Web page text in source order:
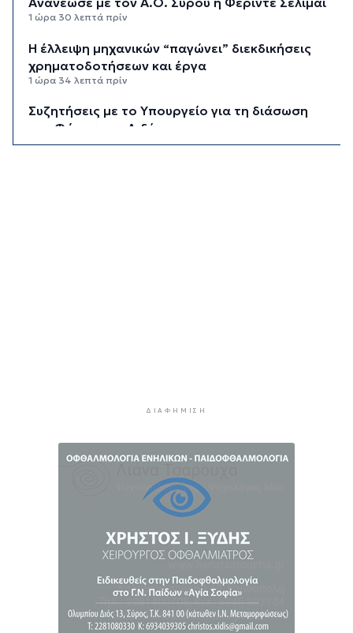
1 ώρα 30 λεπτά πρίν
Η έλλειψη μηχανικών “παγώνει” διεκδικήσεις
χρηματοδοτήσεων και έργα
1 ώρα 34 λεπτά πρίν
Συζητήσεις με το Υπουργείο για τη διάσωση
του Φάρου της Διδύμης
1 ώρα 39 λεπτά πρίν
ΔΙΑΦΉΜΙΣΗ